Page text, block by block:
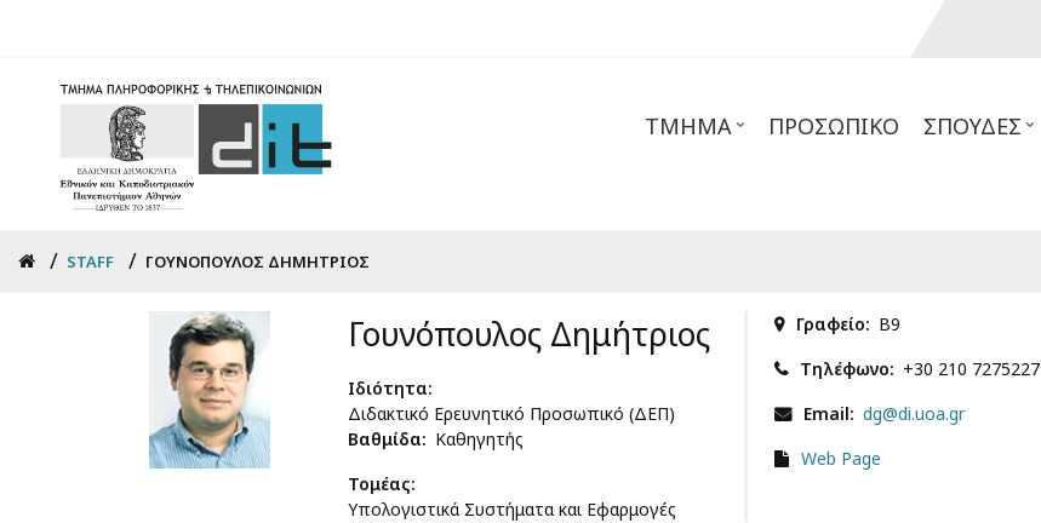
content
ΤΜΉΜΑ ΠΡΟΣΩΠΙΚΌ ΣΠΟΥΔΈΣ
Breadcrumb
STAFF ΓΟΥΝΌΠΟΥΛΟΣ ΔΗΜΉΤΡΙΟΣ
Γουνόπουλος Δημήτριος
Ιδιότητα
Διδακτικό Ερευνητικό Προσωπικό (ΔΕΠ)
Βαθμίδα
Καθηγητής
Τομέας
Υπολογιστικά Συστήματα και Εφαρμογές
Γραφείο
Β9
Τηλέφωνο
+30 210 7275227
Email
dg@di.uoa.gr
Web Page